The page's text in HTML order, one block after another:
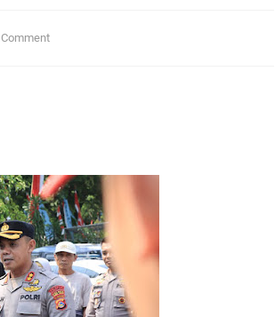
Juara III Badminton Kapolri Cup 2026
Kamtibmas Lewat Patroli
di Cilinaya
Comment